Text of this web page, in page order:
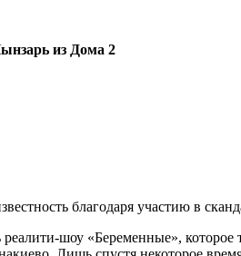
из Дома 2
благодаря участию в
шоу «Беременные»,